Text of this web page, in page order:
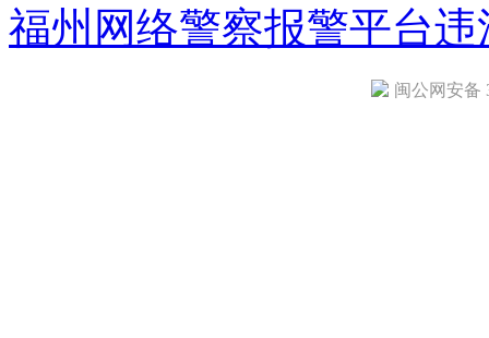
福州网络警察报警平台违
闽公网安备